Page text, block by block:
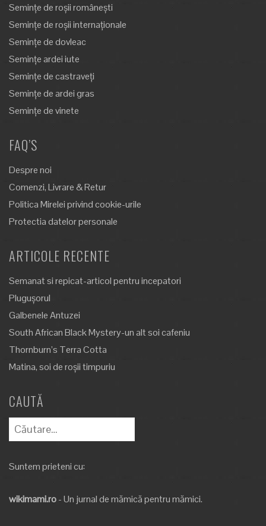
Semințe de roșii românești
Semințe de roșii internaționale
Semințe de dovleac
Semințe ardei iute
Semințe de castraveți
Semințe de ardei gras
Semințe de vinete
FAQ’S
Despre noi
Comenzi, Livrare & Retur
Politica Mirelei privind cookie-urile
Protectia datelor personale
ARTICOLE RECENTE
Semanat si repicat-articol pentru incepatori
Plugușorul
Galbenele Antuzei
South African Black Mystery-un alt soi cafeniu
Thornburn’s Terra Cotta
Matina, soi de roșii timpuriu
CAUTĂ
Caută
după:
Suntem prieteni cu:
wikimami.ro- Un jurnal de mămică pentru mămici.